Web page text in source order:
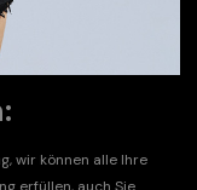
wir können alle Ihre